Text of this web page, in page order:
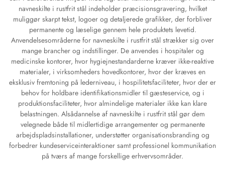
navneskilte i rustfrit stål indeholder præcisionsgravering, hvilket
muliggør skarpt tekst, logoer og detaljerede grafikker, der forbliver
permanente og læselige gennem hele produktets levetid.
Anvendelsesområderne for navneskilte i rustfrit stål strækker sig over
mange brancher og indstillinger. De anvendes i hospitaler og
medicinske kontorer, hvor hygiejnestandarderne kræver ikke-reaktive
materialer, i virksomheders hovedkontorer, hvor der kræves en
eksklusiv fremtoning på lederniveau, i hospilitetsfaciliteter, hvor der er
behov for holdbare identifikationsmidler til gæsteservice, og i
produktionsfaciliteter, hvor almindelige materialer ikke kan klare
belastningen. Alsådannelse af navneskilte i rustfrit stål gør dem
velegnede både til midlertidige arrangementer og permanente
arbejdspladsinstallationer, understøtter organisationsbranding og
forbedrer kundeserviceinteraktioner samt professionel kommunikation
på tværs af mange forskellige erhvervsområder.